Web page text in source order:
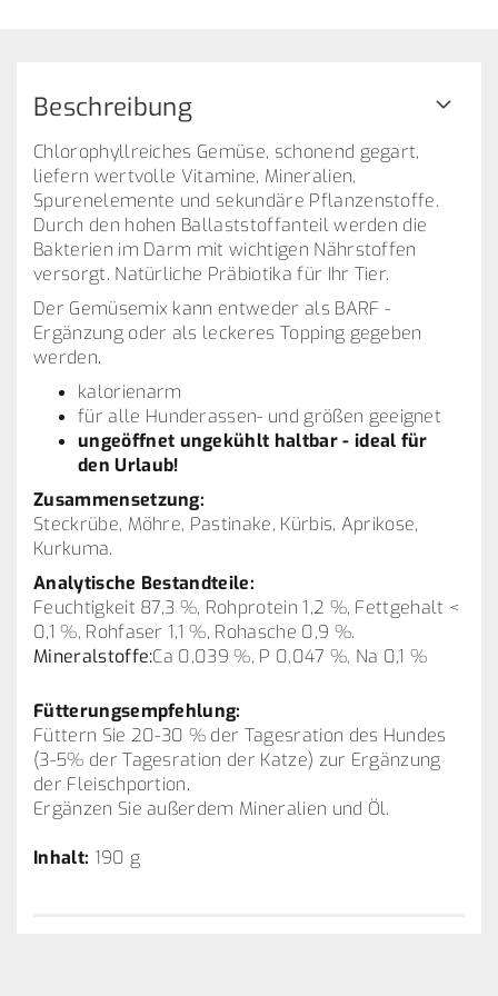
Beschreibung
Chlorophyllreiches Gemüse, schonend gegart,
liefern wertvolle Vitamine, Mineralien,
Spurenelemente und sekundäre Pflanzenstoffe.
Durch den hohen Ballaststoffanteil werden die
Bakterien im Darm mit wichtigen Nährstoffen
versorgt. Natürliche Präbiotika für Ihr Tier.
Der Gemüsemix kann entweder als BARF -
Ergänzung oder als leckeres Topping gegeben
werden.
kalorienarm
für alle Hunderassen- und größen geeignet
ungeöffnet ungekühlt haltbar - ideal für
den Urlaub!
Zusammensetzung:
Steckrübe, Möhre, Pastinake, Kürbis, Aprikose,
Kurkuma.
Analytische Bestandteile:
Feuchtigkeit 87,3 %, Rohprotein 1,2 %, Fettgehalt <
0,1 %, Rohfaser 1,1 %, Rohasche 0,9 %.
Mineralstoffe:Ca 0,039 %, P 0,047 %, Na 0,1 %
Fütterungsempfehlung:
Füttern Sie 20-30 % der Tagesration des Hundes
(3-5% der Tagesration der Katze) zur Ergänzung
der Fleischportion.
Ergänzen Sie außerdem Mineralien und Öl.
Inhalt: 190 g